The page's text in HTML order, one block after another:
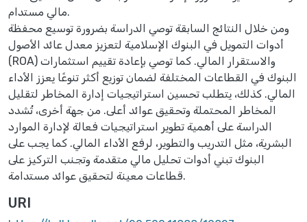
مالي مستدام.
ومن خلال النتائج السابقة توصي الدراسة بضرورة توسيع محفظة
أدوات التمويل في البنوك الإسلامية لتعزيز معدل عائد الأصول
(ROA) والاستقرار المالي. كما توصي بإعادة تقييم استثمارات
البنوك في القطاعات المختلفة لضمان توزيع أكثر تنوعًا يعزز الأداء
المالي. كذلك، يتطلب تحسين استراتيجيات إدارة المخاطر لتقليل
المخاطر المحتملة وتحقيق عوائد أعلى. من جهة أخرى، تُشدد
الدراسة على أهمية تطوير استراتيجيات فعالة لإدارة الموارد
البشرية، مثل التدريب والتطوير، لرفع الأداء المالي. كما يجب على
البنوك تبني أدوات تحليل مالي متقدمة وتجنب التركيز على
قطاعات معينة لتحقيق عوائد مستدامة.
URI